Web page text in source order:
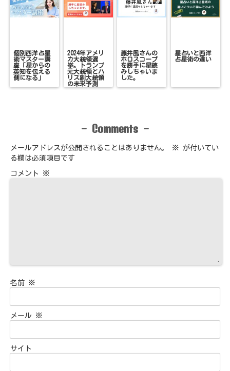
個別西洋占星
術マスター講
座「星からの
英知を伝える
側になる」
2024年アメリ
カ大統領選
挙。トランプ
元大統領とハ
リス副大統領
の未来予測
藤井風さんの
ホロスコープ
を勝手に星読
みしちゃいま
した。
星占いと西洋
占星術の違い
- Comments -
メールアドレスが公開されることはありません。 ※ が付いてい
る欄は必須項目です
コメント ※
名前 ※
メール ※
サイト